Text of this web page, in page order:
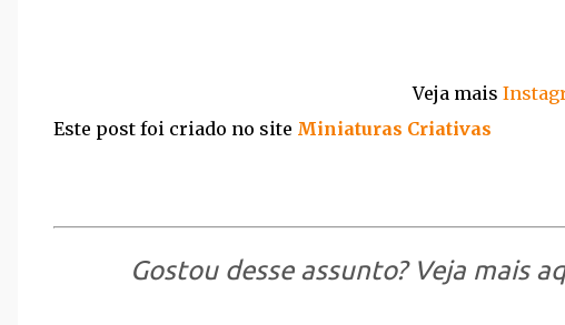
Veja mais
Este post foi criado no site Miniaturas Criativas
Gostou desse assunto? Veja mais